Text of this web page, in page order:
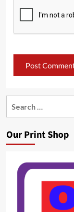
Our Print Shop